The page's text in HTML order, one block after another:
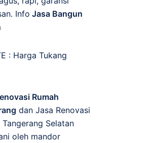
Info Jasa Bangun
: Harga Tukang
Rumah
dan Jasa Renovasi
Tangerang Selatan
oleh mandor